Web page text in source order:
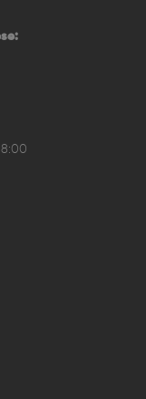
aktiváciu Siri a
Každý
prácu aj
a vode (IPX4)
aj vonku.
od okolitého